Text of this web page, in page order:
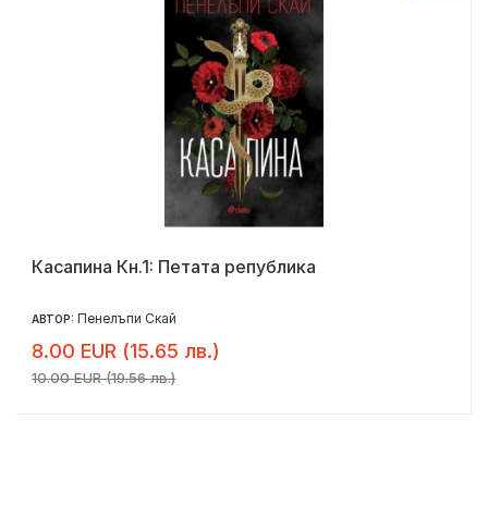
Касапина Кн.1: Петата република
АВТОР: Пенелъпи Скай
8.00 EUR (15.65 лв.)
10.00 EUR (19.56 лв.)